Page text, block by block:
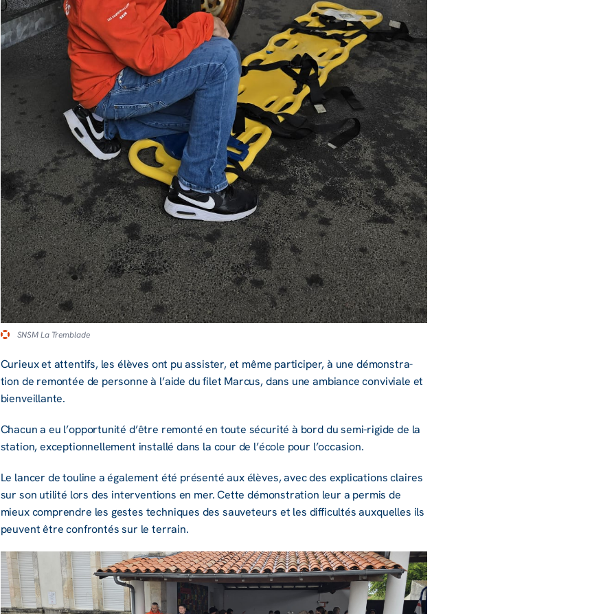
SNSM La Tremblade
Curieux et atten­tifs, les élèves ont pu assis­ter, et même parti­ci­per, à une démons­tra­
tion de remon­tée de personne à l’aide du filet Marcus, dans une ambiance convi­viale et
bien­veillante.
Chacun a eu l’op­por­tu­nité d’être remonté en toute sécu­rité à bord du semi-rigide de la
station, excep­tion­nel­le­ment installé dans la cour de l’école pour l’oc­ca­sion.
Le lancer de touline a égale­ment été présenté aux élèves, avec des expli­ca­tions claires
sur son utilité lors des inter­ven­tions en mer. Cette démons­tra­tion leur a permis de
mieux comprendre les gestes tech­niques des sauve­teurs et les diffi­cul­tés auxquelles ils
peuvent être confron­tés sur le terrain.